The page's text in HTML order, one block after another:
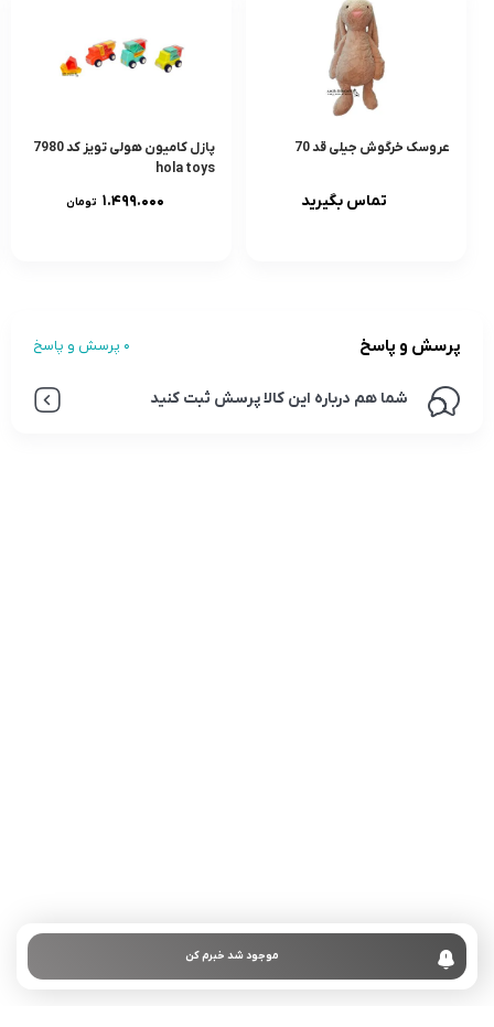
موجود شد خبرم کن
عروسک خرگوش جیلی قد 70
تماس بگیرید
پازل کامیون هولی تویز کد 7980
hola toys
۱.۴۹۹.۰۰۰ تومان
پرسش و پاسخ 0 پرسش و پاسخ
شما هم درباره این کالا پرسش ثبت کنید
درباره ما